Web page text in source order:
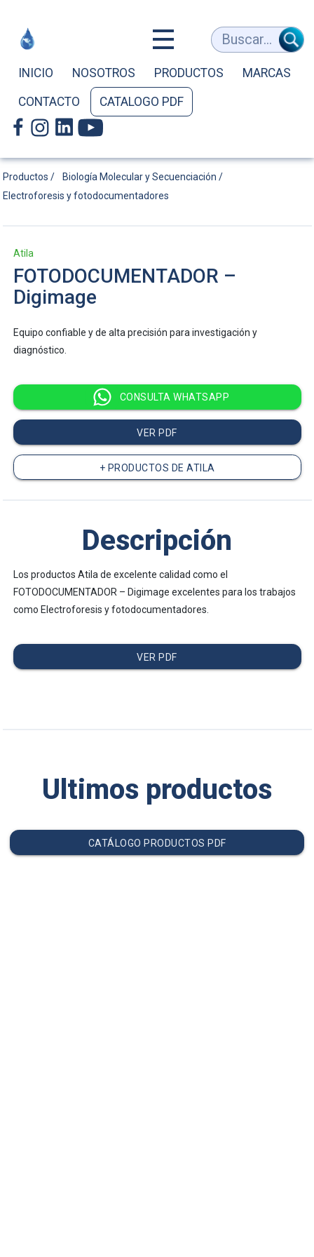
–
Digimage
|
atila
Buscar...
INICIO NOSOTROS PRODUCTOS MARCAS
CONTACTO CATALOGO PDF
Productos /
Biología Molecular y Secuenciación /
Electroforesis y fotodocumentadores
Atila
FOTODOCUMENTADOR –
Digimage
Equipo confiable y de alta precisión para investigación y
diagnóstico.
CONSULTA WHATSAPP
VER PDF
+ PRODUCTOS DE ATILA
Descripción
Los productos Atila de excelente calidad como el
FOTODOCUMENTADOR – Digimage excelentes para los trabajos
como Electroforesis y fotodocumentadores.
VER PDF
Ultimos productos
CATÁLOGO PRODUCTOS PDF